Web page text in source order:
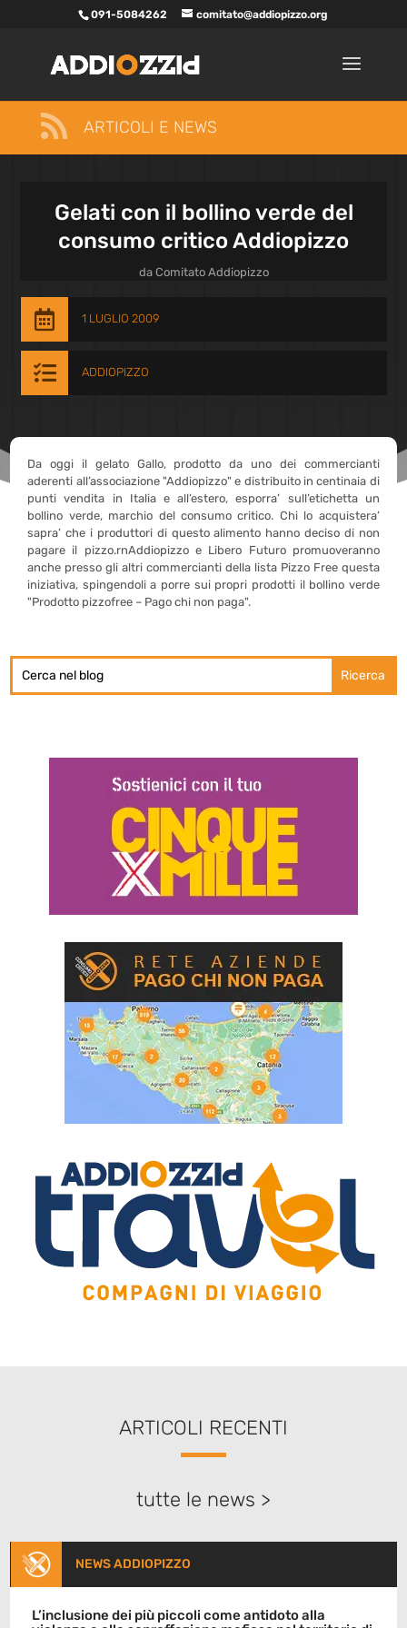
091-5084262 comitato@addiopizzo.org
 ARTICOLI E NEWS
Gelati con il bollino verde del
consumo critico Addiopizzo
da Comitato Addiopizzo
 1 LUGLIO 2009
 ADDIOPIZZO
Da oggi il gelato Gallo, prodotto da uno dei commercianti
aderenti all’associazione "Addiopizzo" e distribuito in centinaia di
punti vendita in Italia e all’estero, esporra’ sull’etichetta un
bollino verde, marchio del consumo critico. Chi lo acquistera’
sapra’ che i produttori di questo alimento hanno deciso di non
pagare il pizzo.rnAddiopizzo e Libero Futuro promuoveranno
anche presso gli altri commercianti della lista Pizzo Free questa
iniziativa, spingendoli a porre sui propri prodotti il bollino verde
"Prodotto pizzofree – Pago chi non paga".
ARTICOLI RECENTI
tutte le news >
NEWS ADDIOPIZZO
L’inclusione dei più piccoli come antidoto alla